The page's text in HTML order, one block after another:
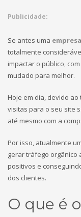
Publicidade:
Se antes uma
totalmente
impactar o público,
mudado para melhor.
Hoje em dia, devido
visitas para o seu site
até mesmo com a
Por isso, atualmente
gerar tráfego
positivos e
dos clientes.
O que é